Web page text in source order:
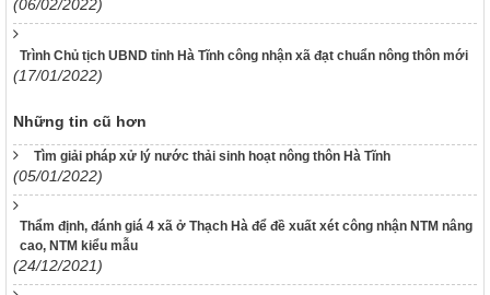
(06/02/2022)
Trình Chủ tịch UBND tỉnh Hà Tĩnh công nhận xã đạt chuẩn nông thôn mới
(17/01/2022)
Những tin cũ hơn
Tìm giải pháp xử lý nước thải sinh hoạt nông thôn Hà Tĩnh
(05/01/2022)
Thẩm định, đánh giá 4 xã ở Thạch Hà để đề xuất xét công nhận NTM nâng
cao, NTM kiểu mẫu
(24/12/2021)